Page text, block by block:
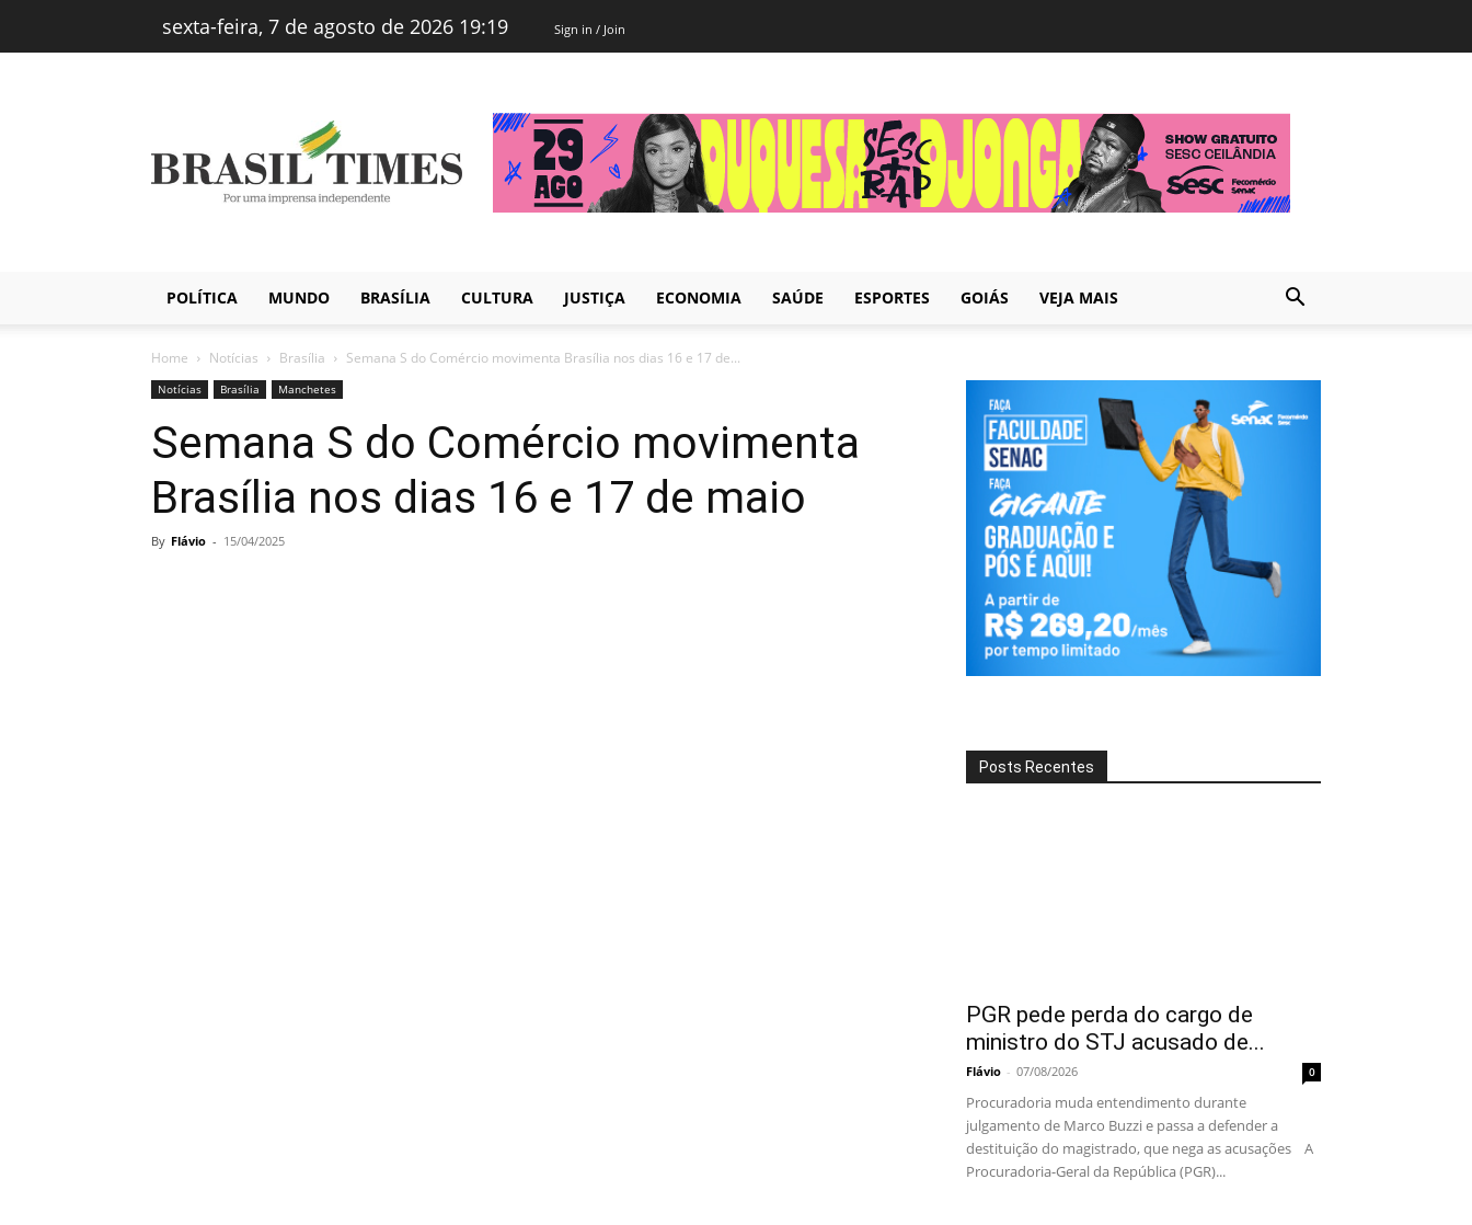
sexta-feira, 7 de agosto de 2026 19:19 Sign in / Join
Brasiltimes
–
Notícias
POLÍTICA MUNDO BRASÍLIA CULTURA JUSTIÇA ECONOMIA SAÚDE ESPORTES GOIÁS VEJA MAIS
Home Notícias Brasília Semana S do Comércio movimenta Brasília nos dias 16 e 17 de...
Notícias Brasília Manchetes
Semana S do Comércio movimenta
Brasília nos dias 16 e 17 de maio
By Flávio - 15/04/2025
Posts Recentes
PGR pede perda do cargo de
ministro do STJ acusado de...
Flávio - 07/08/2026 0
Procuradoria muda entendimento durante
julgamento de Marco Buzzi e passa a defender a
destituição do magistrado, que nega as acusações A
Procuradoria-Geral da República (PGR)...